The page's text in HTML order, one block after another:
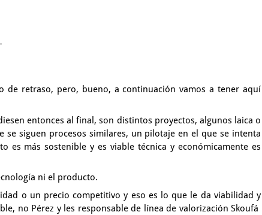
de retraso, pero, bueno, a continuación vamosa tener aquí
entonces al final, son distintos proyectos, algunos laica o
se siguen procesos similares, un pilotaje en el que se intenta
es más sostenible y es viable técnicay económicamente es
ni el producto.
o un precio competitivoy eso es lo que le da viabilidad y
no Pérez y les responsable de línea de valorización Skoufá